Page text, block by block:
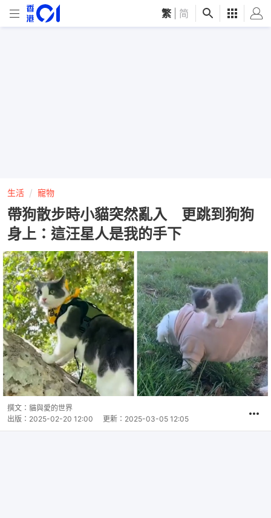
繁 简
生活 寵物
帶狗散步時小貓突然亂入 更跳到狗狗
身上：這汪星人是我的手下
撰文： 貓與愛的世界
出版： 2025-02-20 12:00 更新： 2025-03-05 12:05